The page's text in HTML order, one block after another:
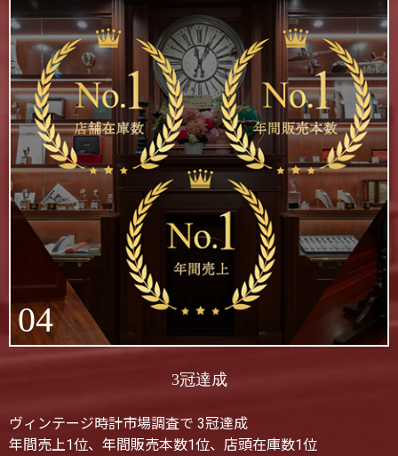
04
3冠達成
ヴィンテージ時計市場調査で 3冠達成
年間売上1位、年間販売本数1位、店頭在庫数1位